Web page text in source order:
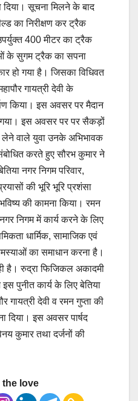
दिया। सूचना मिलने के बाद
का निरीक्षण कर ट्रैक
400 मीटर का ट्रैक
के सुगम ट्रैक का सपना
हो गया है। जिसका विधिवत
गायत्री देवी के
किया। इस अवसर पर मैदान
गया। इस अवसर पर पर सैकड़ों
वाले युवा उनके अभिभावक
करते हुए सौरभ कुमार ने
नगर निगम परिवार,
की भूरि भूरि प्रशंसा
की कामना किया। रमन
नगर निगम में कार्य करने के लिए
धार्मिक, सामाजिक एवं
का समाधान करना है।
है। रुद्रा फिजिकल अकादमी
पुनीत कार्य के लिए बेतिया
गायत्री देवी व रमन गुप्ता की
दिया। इस अवसर पार्षद
कुमार तथा दर्जनों की
the love